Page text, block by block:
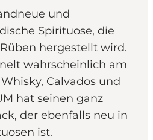
und
Spirituose, die
hergestellt wird.
wahrscheinlich am
Calvados und
hat seinen ganz
der ebenfalls neu in
ist.